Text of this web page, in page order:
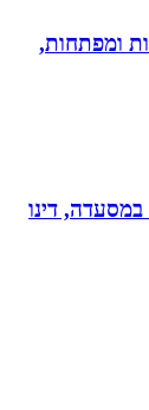
ומפתחות,
דינו